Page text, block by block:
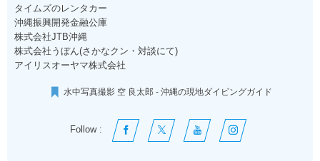
タイムズのレンタカー
沖縄振興開発金融公庫
株式会社JTB沖縄
株式会社うぼん(さかなクン・対談にて)
アイリスオーヤマ株式会社
水中写真撮影 空 良太郎 - 沖縄の現地ダイビングガイド
Follow :